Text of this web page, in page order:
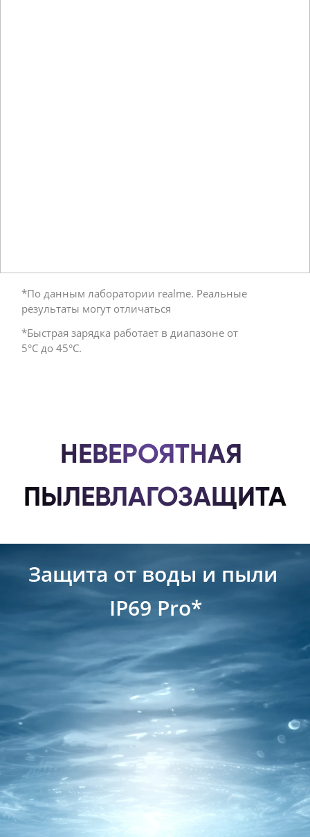
*Быстрая зарядка работает в диапазоне от
5°C до 45°C.
*По данным лаборатории realme. Реальные
результаты могут отличаться
НЕВЕРОЯТНАЯ
ПЫЛЕВЛАГОЗАЩИТА
Защита от воды и пыли
IP69 Pro*